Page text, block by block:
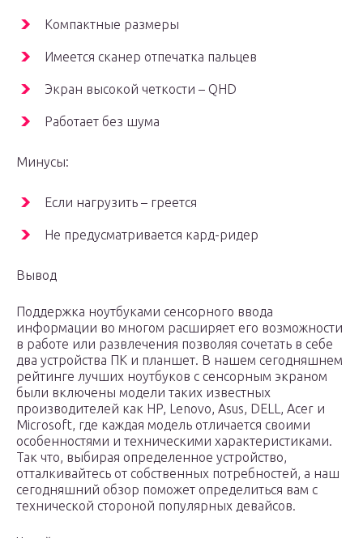
Компактные размеры
Имеется сканер отпечатка пальцев
Экран высокой четкости – QHD
Работает без шума
Минусы:
Если нагрузить – греется
Не предусматривается кард-ридер
Вывод
Поддержка ноутбуками сенсорного ввода
информации во многом расширяет его возможности
в работе или развлечения позволяя сочетать в себе
два устройства ПК и планшет. В нашем сегодняшнем
рейтинге лучших ноутбуков с сенсорным экраном
были включены модели таких известных
производителей как HP, Lenovo, Asus, DELL, Acer и
Microsoft, где каждая модель отличается своими
особенностями и техническими характеристиками.
Так что, выбирая определенное устройство,
отталкивайтесь от собственных потребностей, а наш
сегодняшний обзор поможет определиться вам с
технической стороной популярных девайсов.